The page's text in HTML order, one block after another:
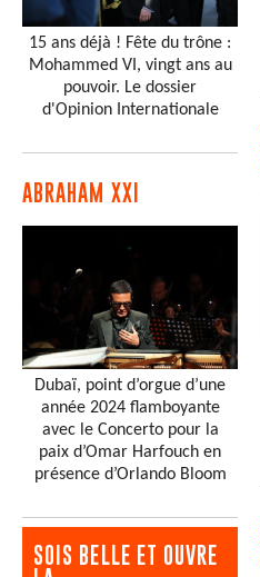
15 ans déjà ! Fête du trône :
Mohammed VI, vingt ans au
pouvoir. Le dossier
d'Opinion Internationale
ABRAHAM XXI
Dubaï, point d’orgue d’une
année 2024 flamboyante
avec le Concerto pour la
paix d’Omar Harfouch en
présence d’Orlando Bloom
SOIS BELLE ET OUVRE